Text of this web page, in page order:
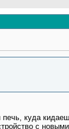
куда
с